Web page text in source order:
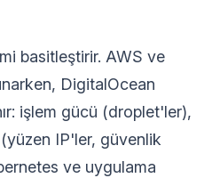
basitleştirir. AWS ve
DigitalOcean
işlem gücü (droplet'ler),
IP'ler, güvenlik
ve uygulama